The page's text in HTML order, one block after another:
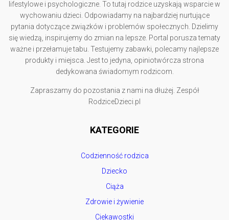
lifestylowe i psychologiczne. To tutaj rodzice uzyskają wsparcie w
wychowaniu dzieci. Odpowiadamy na najbardziej nurtujące
pytania dotyczące związków i problemów społecznych. Dzielimy
się wiedzą, inspirujemy do zmian na lepsze. Portal porusza tematy
ważne i przełamuje tabu. Testujemy zabawki, polecamy najlepsze
produkty i miejsca. Jest to jedyna, opiniotwórcza strona
dedykowana świadomym rodzicom.
Zapraszamy do pozostania z nami na dłużej. Zespół
RodziceDzieci.pl
KATEGORIE
Codzienność rodzica
Dziecko
Ciąża
Zdrowie i żywienie
Ciekawostki